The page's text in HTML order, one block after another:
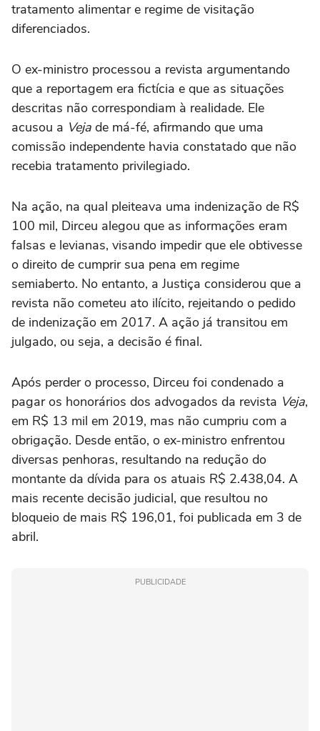
tratamento alimentar e regime de visitação
diferenciados.
O ex-ministro processou a revista argumentando
que a reportagem era fictícia e que as situações
descritas não correspondiam à realidade. Ele
acusou a Veja de má-fé, afirmando que uma
comissão independente havia constatado que não
recebia tratamento privilegiado.
Na ação, na qual pleiteava uma indenização de R$
100 mil, Dirceu alegou que as informações eram
falsas e levianas, visando impedir que ele obtivesse
o direito de cumprir sua pena em regime
semiaberto. No entanto, a Justiça considerou que a
revista não cometeu ato ilícito, rejeitando o pedido
de indenização em 2017. A ação já transitou em
julgado, ou seja, a decisão é final.
Após perder o processo, Dirceu foi condenado a
pagar os honorários dos advogados da revista Veja,
em R$ 13 mil em 2019, mas não cumpriu com a
obrigação. Desde então, o ex-ministro enfrentou
diversas penhoras, resultando na redução do
montante da dívida para os atuais R$ 2.438,04. A
mais recente decisão judicial, que resultou no
bloqueio de mais R$ 196,01, foi publicada em 3 de
abril.
PUBLICIDADE